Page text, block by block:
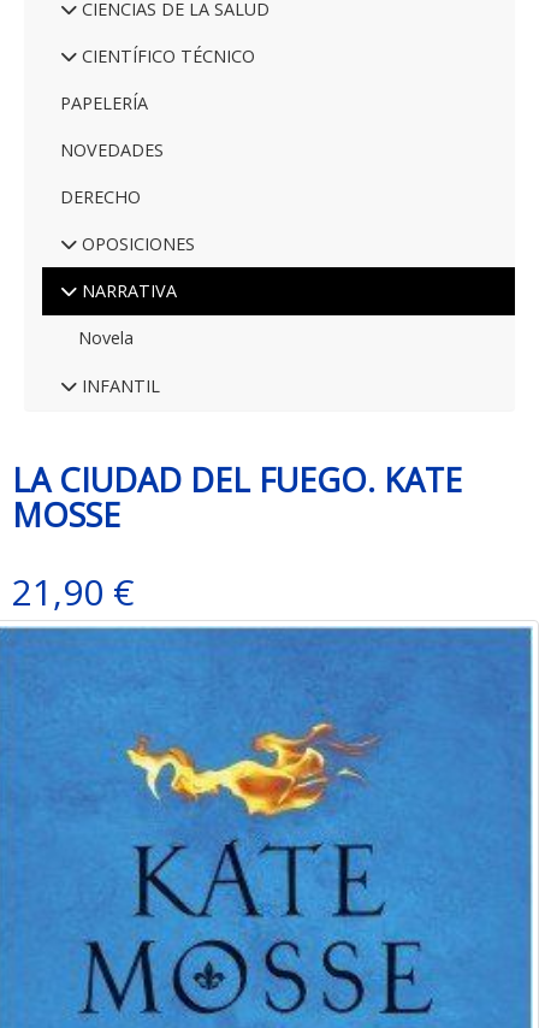
CIENCIAS DE LA SALUD
CIENTÍFICO TÉCNICO
PAPELERÍA
NOVEDADES
DERECHO
OPOSICIONES
NARRATIVA
Novela
INFANTIL
LA CIUDAD DEL FUEGO. KATE
MOSSE
21,90 €